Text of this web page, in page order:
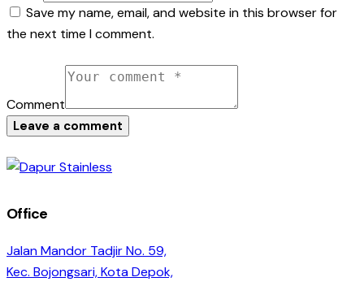
Save my name, email, and website in this browser for
the next time I comment.
Comment
Office
Jalan Mandor Tadjir No. 59,
Kec. Bojongsari, Kota Depok,